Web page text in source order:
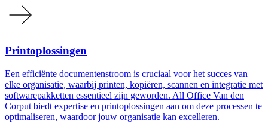
Printoplossingen
Een efficiënte documentenstroom is cruciaal voor het succes van
elke organisatie, waarbij printen, kopiëren, scannen en integratie met
softwarepakketten essentieel zijn geworden. All Office Van den
Corput biedt expertise en printoplossingen aan om deze processen te
optimaliseren, waardoor jouw organisatie kan excelleren.